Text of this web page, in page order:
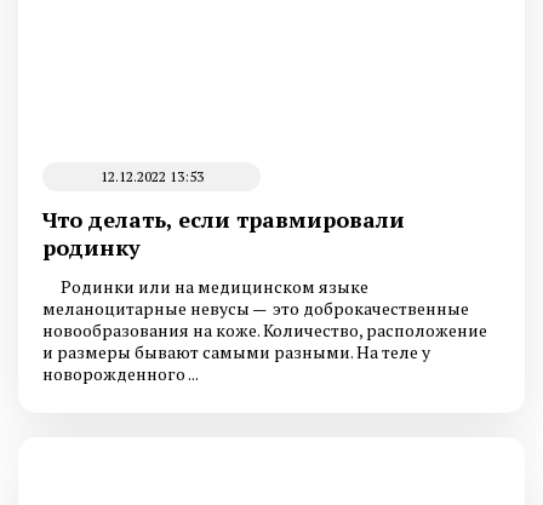
12.12.2022 13:53
Что делать, если травмировали
родинку
Родинки или на медицинском языке
меланоцитарные невусы — это доброкачественные
новообразования на коже. Количество, расположение
и размеры бывают самыми разными. На теле у
новорожденного ...